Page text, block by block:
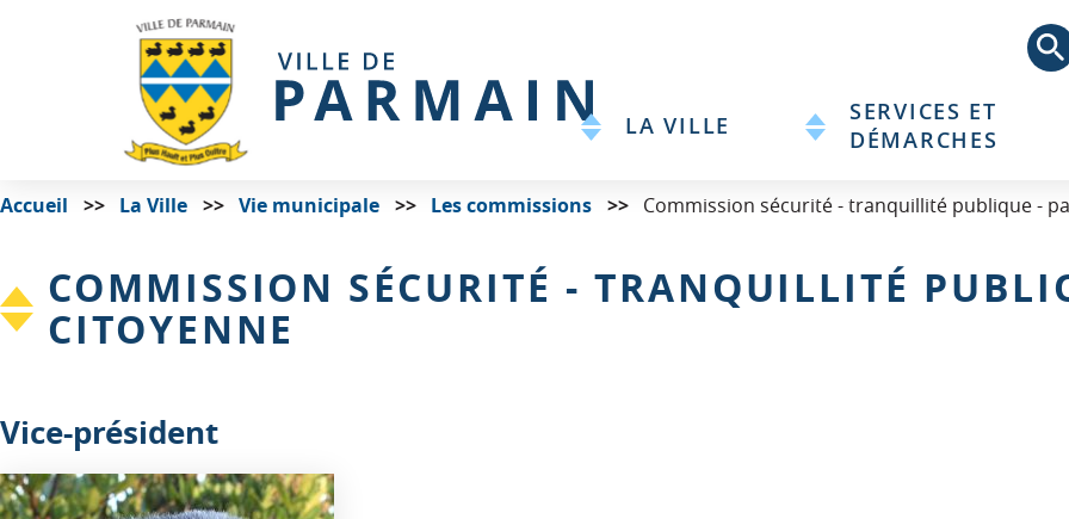
principal
LA VILLE
SERVICES ET
DÉMARCHES
Accueil La Ville Vie municipale Les commissions Commission sécurité - tranquillité publique -
COMMISSION SÉCURITÉ - TRANQUILLITÉ
CITOYENNE
Vice-président